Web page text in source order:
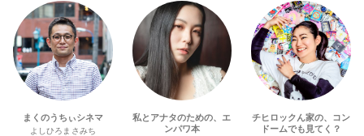
まくのうちぃシネマ
よしひろまさみち
私とアナタのための、エ
ンパワ本
チヒロックん家の、コン
ドームでも見てく？